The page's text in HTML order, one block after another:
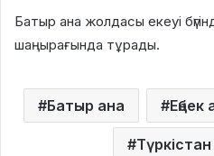
Батыр ана жолдасы екеуі
шаңырағында тұрады.
Батыр ана